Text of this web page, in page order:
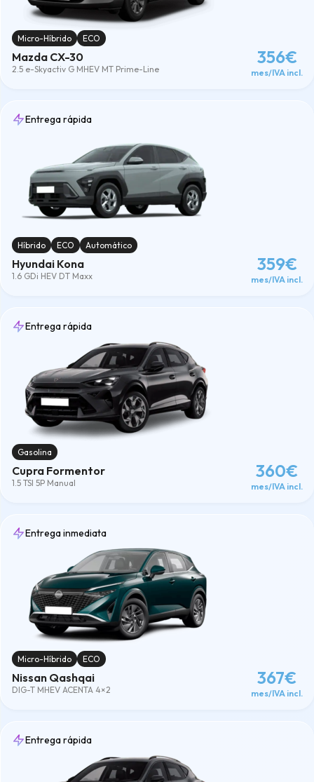
Micro-Híbrido ECO
Mazda CX-30
2.5 e-Skyactiv G MHEV MT Prime-Line
356€
mes/IVA incl.
Entrega rápida
Híbrido ECO Automático
Hyundai Kona
1.6 GDi HEV DT Maxx
359€
mes/IVA incl.
Entrega rápida
Gasolina
Cupra Formentor
1.5 TSI 5P Manual
360€
mes/IVA incl.
Entrega inmediata
Micro-Híbrido ECO
Nissan Qashqai
DIG-T MHEV ACENTA 4×2
367€
mes/IVA incl.
Entrega rápida